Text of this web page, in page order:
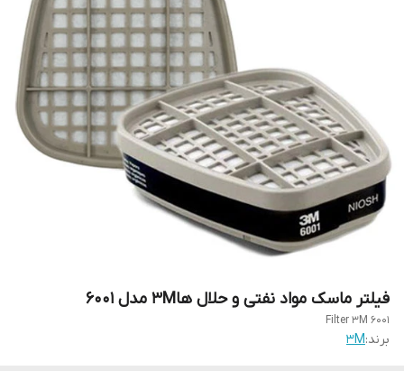
فیلتر ماسک مواد نفتی و حلال ها۳M مدل ۶۰۰۱
Filter 3M 6001
برند:3M